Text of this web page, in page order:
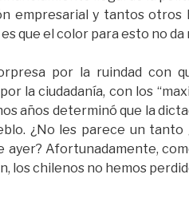
empresarial y tantos
que el color para esto no da
por la ruindad con
la ciudadanía, con los
años determinó que la
¿No les parece un
ayer? Afortunadamente,
los chilenos no hemos